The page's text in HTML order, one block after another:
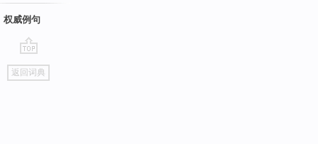
权威例句
go
top
返回词典